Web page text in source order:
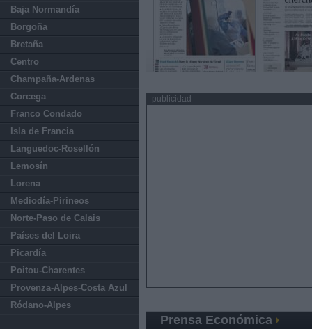
Baja Normandía
Borgoña
Bretaña
Centro
Champaña-Ardenas
Corcega
Franco Condado
Isla de Francia
Languedoc-Rosellón
Lemosín
Lorena
Mediodía-Pirineos
Norte-Paso de Calais
Países del Loira
Picardía
Poitou-Charentes
Provenza-Alpes-Costa Azul
Ródano-Alpes
publicidad
Prensa Económica